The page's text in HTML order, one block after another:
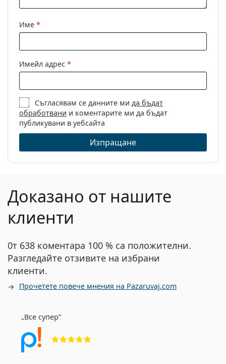
Име *
Имейл адрес *
Съгласявам се данните ми да бъдат
обработвани и коментарите ми да бъдат
публикувани в уебсайта
Изпращане
Доказано от нашите
клиенти
0т 638 коментара 100 % са положителни.
Разгледайте отзивите на избрани
клиенти.
Прочетете повече мнения на Pazaruvaj.com
Все супер